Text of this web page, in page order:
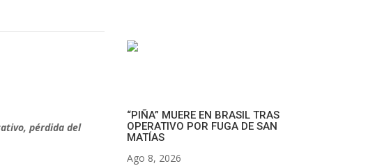
pérdida del
“PIÑA” MUERE EN BRASIL TRAS
OPERATIVO POR FUGA DE SAN
MATÍAS
Ago 8, 2026